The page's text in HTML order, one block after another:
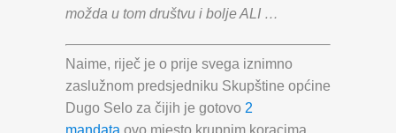
možda u tom društvu i bolje ALI …
Naime, riječ je o prije svega iznimno
zaslužnom predsjedniku Skupštine općine
Dugo Selo za čijih je gotovo 2
mandata ovo mjesto krupnim koracima